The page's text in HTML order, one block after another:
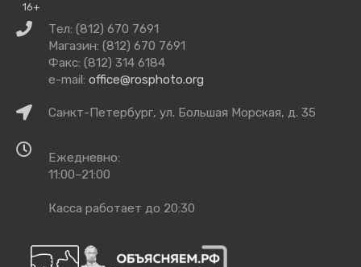
16+
Связаться
нами
Тел: (812) 670 7691
Магазин: (812) 670 7691
Факс: (812) 314 6184
e-mail: office@rosphoto.org
КакСанкт-Петербург, ул. Большая Морская, д. 35
работы
Ежедневно:
11:00–21:00
Касса работает до 20:30